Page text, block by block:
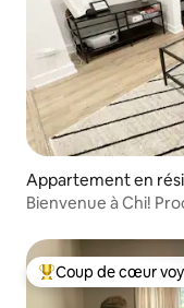
Appartement en
Bienvenue à Chi!
Coups de cœur
Coup de cœur